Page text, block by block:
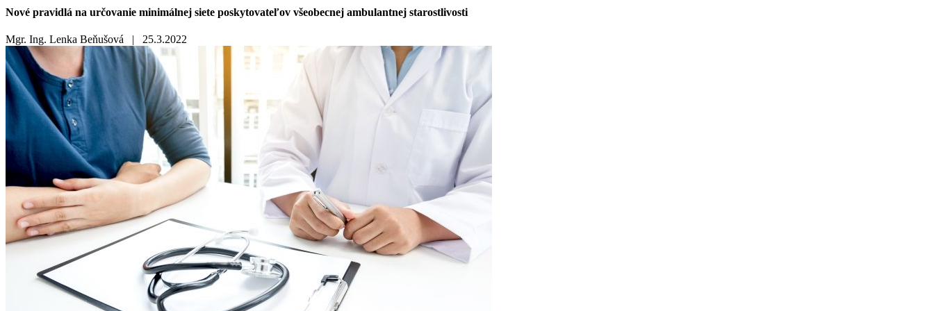
Nové pravidlá na určovanie minimálnej siete poskytovateľov všeobecnej ambulantnej starostlivosti
Mgr. Ing. Lenka Beňušová | 25.3.2022